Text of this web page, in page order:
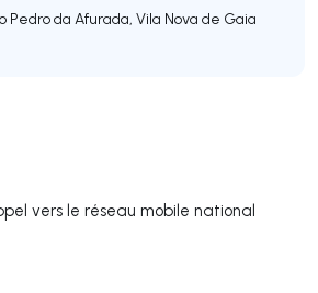
vers le réseau mobile national
Pedro da Afurada, Vila Nova de Gaia